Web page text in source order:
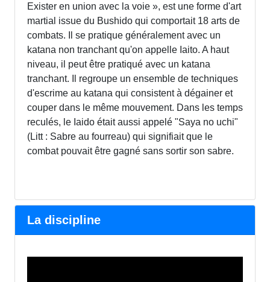
Exister en union avec la voie », est une forme d'art
martial issue du Bushido qui comportait 18 arts de
combats. Il se pratique généralement avec un
katana non tranchant qu'on appelle Iaito. A haut
niveau, il peut être pratiqué avec un katana
tranchant. Il regroupe un ensemble de techniques
d'escrime au katana qui consistent à dégainer et
couper dans le même mouvement. Dans les temps
reculés, le Iaido était aussi appelé "Saya no uchi"
(Litt : Sabre au fourreau) qui signifiait que le
combat pouvait être gagné sans sortir son sabre.
La discipline